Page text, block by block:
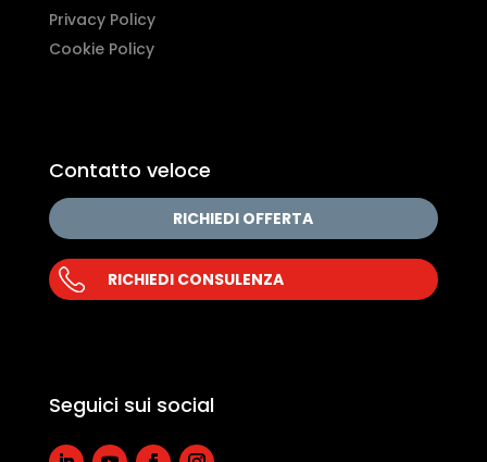
Privacy Policy
Cookie Policy
Contatto veloce
RICHIEDI OFFERTA
RICHIEDI CONSULENZA
Seguici sui social